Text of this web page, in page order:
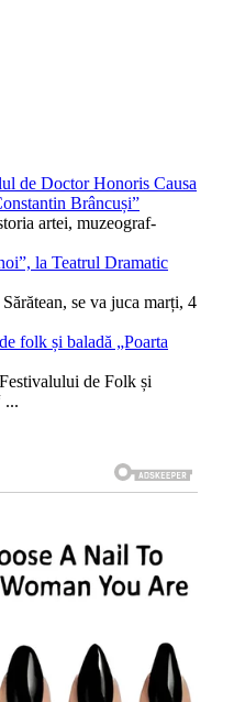
de Doctor Honoris Causa
Brâncuși”
artei, muzeograf-
la Teatrul Dramatic
se va juca marți, 4
folk și baladă „Poarta
de Folk și
...